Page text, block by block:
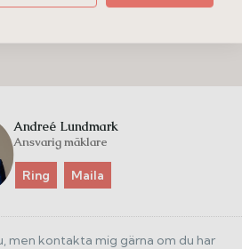
Andreé Lundmark
Ansvarig mäklare
Ring Maila
men kontakta mig gärna om du har